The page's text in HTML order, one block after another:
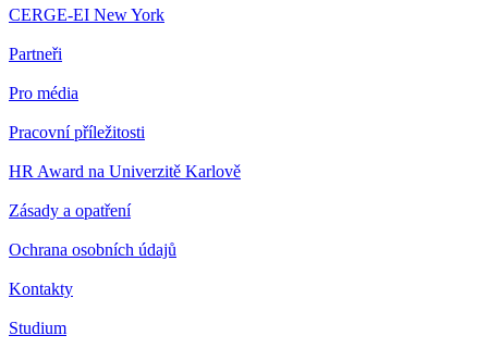
CERGE-EI New York
Partneři
Pro média
Pracovní příležitosti
HR Award na Univerzitě Karlově
Zásady a opatření
Ochrana osobních údajů
Kontakty
Studium